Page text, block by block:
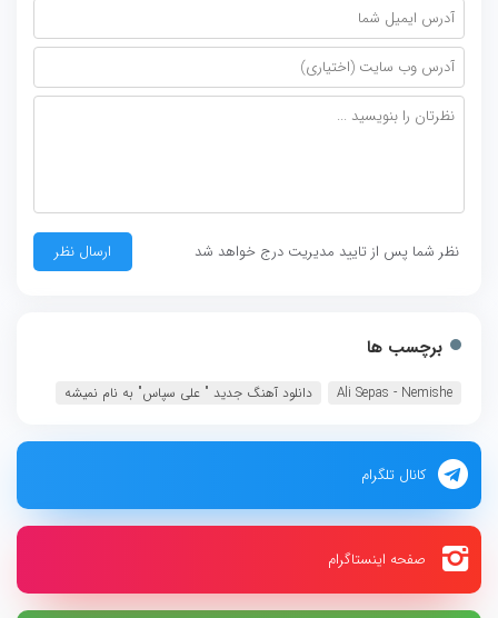
نظر شما پس از تایید مدیریت درج خواهد شد
برچسب ها
Ali Sepas - Nemishe دانلود آهنگ جديد " علی سپاس" به نام نمیشه
کانال تلگرام
صفحه اینستاگرام